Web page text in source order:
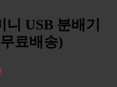
USB 분배기
료배송)